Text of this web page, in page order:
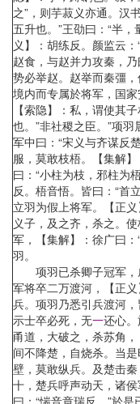
之”，则芋菽义亦通。汉
五升也。”王劭曰：“半
义】：胡练反。颜监云
赵食，与赵并力攻秦，
势必举赵。赵举而秦彊
境内而专属於将军，国
【索隐】：私，谓使其
也。”非社稷之臣。”项
军中曰：“宋义与齐谋反
服，莫敢枝梧。【集解
曰：“小柱为枝，邪柱为
反。梧音悟。皆曰：“首
立羽为假上将军。【正
义子，及之齐，杀之。
军，【集解】：徐广曰
羽。
项羽已杀卿子冠军，
军将卒二万渡河，【正
兵。项羽乃悉引兵渡河
示士卒必死，无一还心
甬道，大破之，杀苏角
间不降楚，自烧杀。当
壁，莫敢纵兵。及楚击
十，楚兵呼声动天，诸
曰：“惴音章瑞反。”於